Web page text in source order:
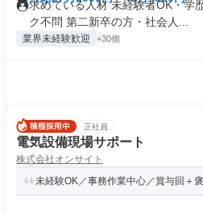
求めている人材 未経験者OK・学
ク不問 第二新卒の方・社会人...
業界未経験歓迎 +30個
正社員
電気設備現場サポート
株式会社オンサイト
未経験OK／事務作業中心／賞与回＋